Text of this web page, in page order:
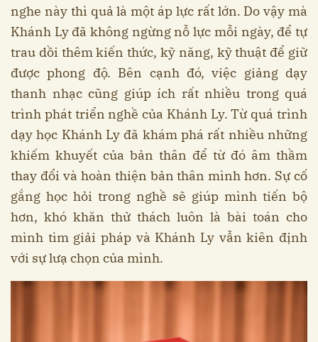
nghe này thì quả là một áp lực rất lớn. Do vậy mà
Khánh Ly đã không ngừng nỗ lực mỗi ngày, để tự
trau dồi thêm kiến thức, kỹ năng, kỹ thuật để giữ
được phong độ. Bên cạnh đó, việc giảng dạy
thanh nhạc cũng giúp ích rất nhiều trong quá
trình phát triển nghề của Khánh Ly. Từ quá trình
dạy học Khánh Ly đã khám phá rất nhiều những
khiếm khuyết của bản thân để từ đó âm thầm
thay đổi và hoàn thiện bản thân mình hơn. Sự cố
gắng học hỏi trong nghề sẽ giúp mình tiến bộ
hơn, khó khăn thử thách luôn là bài toán cho
mình tìm giải pháp và Khánh Ly vẫn kiên định
với sự lưạ chọn của mình.